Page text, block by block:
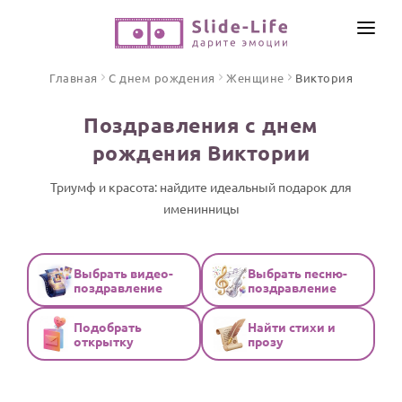
ПО ФОРМАТУ
Видео поздравления
Песни поздравления
Стихи и тексты
ПРАЗДНИКИ
С Днем рождения
ИНСТРУМЕНТЫ
ТЕКСТЫ И ИДЕИ
ОТЗЫВЫ
Главная С днем рождения Женщине Виктория
Поздравления с днем
рождения Виктории
Триумф и красота: найдите идеальный подарок для
именинницы
Выбрать видео-
поздравление
Выбрать песню-
поздравление
Подобрать
открытку
Найти стихи и
прозу